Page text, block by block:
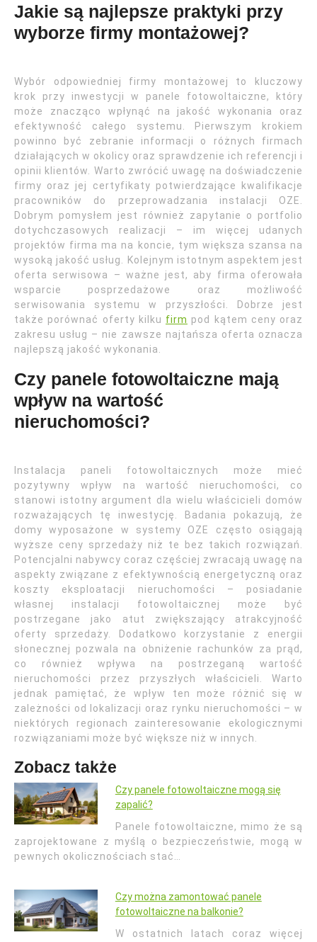
Jakie są najlepsze praktyki przy
wyborze firmy montażowej?
Wybór odpowiedniej firmy montażowej to kluczowy
krok przy inwestycji w panele fotowoltaiczne, który
może znacząco wpłynąć na jakość wykonania oraz
efektywność całego systemu. Pierwszym krokiem
powinno być zebranie informacji o różnych firmach
działających w okolicy oraz sprawdzenie ich referencji i
opinii klientów. Warto zwrócić uwagę na doświadczenie
firmy oraz jej certyfikaty potwierdzające kwalifikacje
pracowników do przeprowadzania instalacji OZE.
Dobrym pomysłem jest również zapytanie o portfolio
dotychczasowych realizacji – im więcej udanych
projektów firma ma na koncie, tym większa szansa na
wysoką jakość usług. Kolejnym istotnym aspektem jest
oferta serwisowa – ważne jest, aby firma oferowała
wsparcie posprzedażowe oraz możliwość
serwisowania systemu w przyszłości. Dobrze jest
także porównać oferty kilku firm pod kątem ceny oraz
zakresu usług – nie zawsze najtańsza oferta oznacza
najlepszą jakość wykonania.
Czy panele fotowoltaiczne mają
wpływ na wartość
nieruchomości?
Instalacja paneli fotowoltaicznych może mieć
pozytywny wpływ na wartość nieruchomości, co
stanowi istotny argument dla wielu właścicieli domów
rozważających tę inwestycję. Badania pokazują, że
domy wyposażone w systemy OZE często osiągają
wyższe ceny sprzedaży niż te bez takich rozwiązań.
Potencjalni nabywcy coraz częściej zwracają uwagę na
aspekty związane z efektywnością energetyczną oraz
koszty eksploatacji nieruchomości – posiadanie
własnej instalacji fotowoltaicznej może być
postrzegane jako atut zwiększający atrakcyjność
oferty sprzedaży. Dodatkowo korzystanie z energii
słonecznej pozwala na obniżenie rachunków za prąd,
co również wpływa na postrzeganą wartość
nieruchomości przez przyszłych właścicieli. Warto
jednak pamiętać, że wpływ ten może różnić się w
zależności od lokalizacji oraz rynku nieruchomości – w
niektórych regionach zainteresowanie ekologicznymi
rozwiązaniami może być większe niż w innych.
Zobacz także
Czy panele fotowoltaiczne mogą się
zapalić?
Panele fotowoltaiczne, mimo że są
zaprojektowane z myślą o bezpieczeństwie, mogą w
pewnych okolicznościach stać…
Czy można zamontować panele
fotowoltaiczne na balkonie?
W ostatnich latach coraz więcej